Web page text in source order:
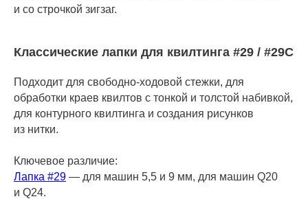
и со строчкой зигзаг.
Классические лапки для квилтинга #29 / #29C
Подходит для свободно-ходовой стежки, для
обработки краев квилтов с тонкой и толстой набивкой,
для контурного квилтинга и создания рисунков
из нитки.
Ключевое различие:
Лапка #29 — для машин 5,5 и 9 мм, для машин Q20
и Q24.